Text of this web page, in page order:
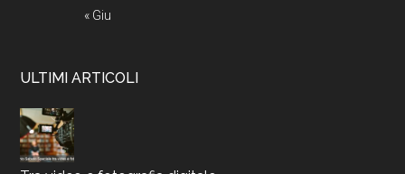
« Giu
ULTIMI ARTICOLI